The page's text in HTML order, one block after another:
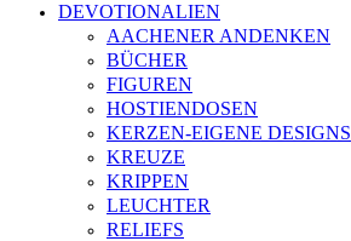
DEVOTIONALIEN
AACHENER ANDENKEN
BÜCHER
FIGUREN
HOSTIENDOSEN
KERZEN-EIGENE DESIGNS
KREUZE
KRIPPEN
LEUCHTER
RELIEFS